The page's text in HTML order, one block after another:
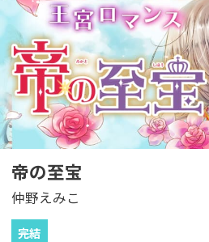
帝の至宝
仲野えみこ
完結